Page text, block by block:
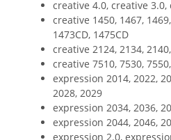
creative 4.0, creative 3.0,
creative 1450, 1467,
1473CD, 1475CD
creative 2124, 2134,
creative 7510, 7530,
expression 2014, 2022,
2028, 2029
expression 2034, 2036,
expression 2044, 2046,
expression 2.0,